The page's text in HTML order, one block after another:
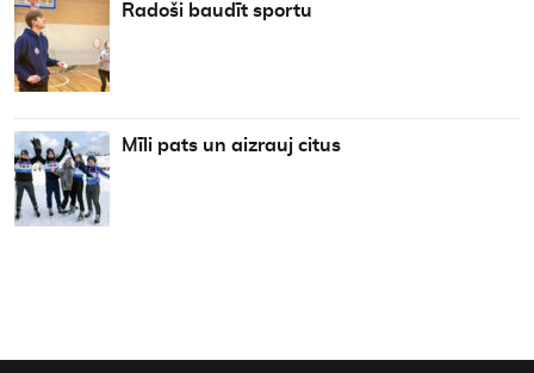
Radoši baudīt sportu
Mīli pats un aizrauj citus